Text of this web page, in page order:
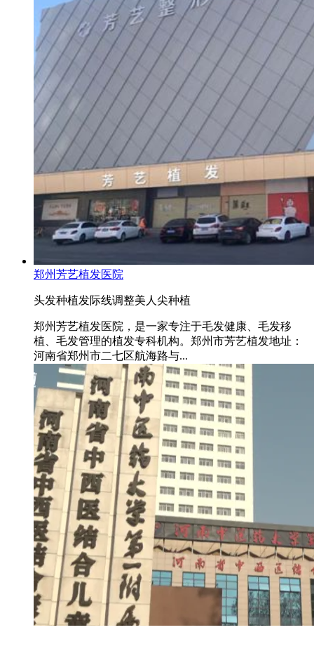
郑州芳艺植发医院
头发种植发际线调整美人尖种植
郑州芳艺植发医院，是一家专注于毛发健康、毛发移
植、毛发管理的植发专科机构。郑州市芳艺植发地址：
河南省郑州市二七区航海路与...